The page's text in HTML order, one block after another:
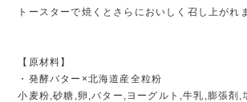
トースターで焼くとさらにおいしく召し上がれ
【原材料】
・発酵バター×北海道産全粒粉
小麦粉,砂糖,卵,バター,ヨーグルト,牛乳,膨張剤,